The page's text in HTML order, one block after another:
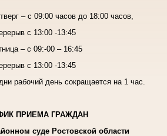
– с 09:00 часов до 18:00 часов,
с 13:00 -13:45
– с 09:-00 – 16:45
с 13:00 -13:45
рабочий день сокращается на 1 час.
ПРИЕМА ГРАЖДАН
суде Ростовской области